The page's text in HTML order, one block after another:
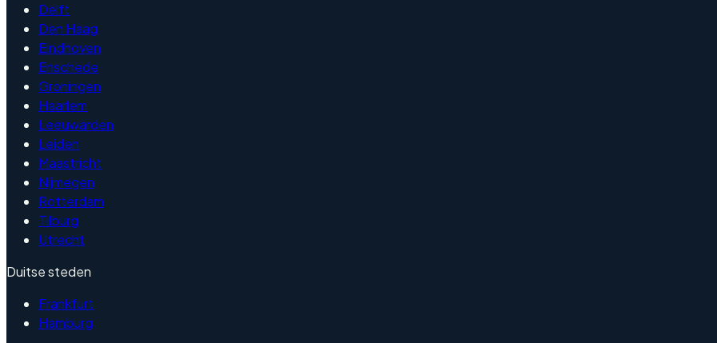
Delft
Den Haag
Eindhoven
Enschede
Groningen
Haarlem
Leeuwarden
Leiden
Maastricht
Nijmegen
Rotterdam
Tilburg
Utrecht
Duitse steden
Frankfurt
Hamburg